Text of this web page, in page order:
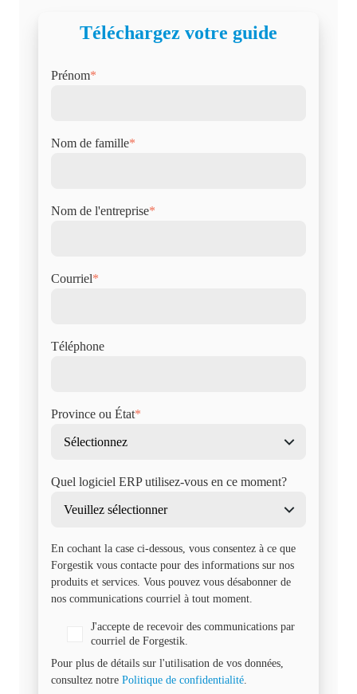
Téléchargez votre guide
Prénom*
Nom de famille*
Nom de l'entreprise*
Courriel*
Téléphone
Province ou État*
Quel logiciel ERP utilisez-vous en ce moment?
En cochant la case ci-dessous, vous consentez à ce que
Forgestik vous contacte pour des informations sur nos
produits et services. Vous pouvez vous désabonner de
nos communications courriel à tout moment.
J'accepte de recevoir des communications par
courriel de Forgestik.
Pour plus de détails sur l'utilisation de vos données,
consultez notre Politique de confidentialité.